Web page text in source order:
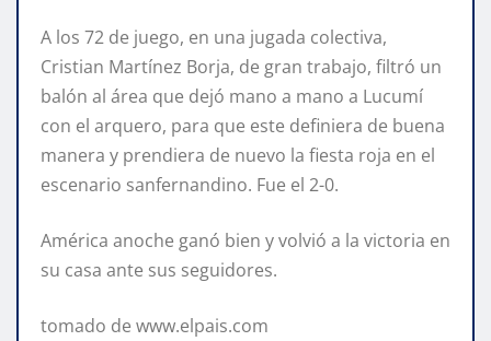
A los 72 de juego, en una jugada colectiva,
Cristian Martínez Borja, de gran trabajo, filtró un
balón al área que dejó mano a mano a Lucumí
con el arquero, para que este definiera de buena
manera y prendiera de nuevo la fiesta roja en el
escenario sanfernandino. Fue el 2-0.
América anoche ganó bien y volvió a la victoria en
su casa ante sus seguidores.
tomado de www.elpais.com